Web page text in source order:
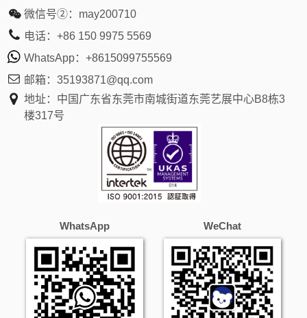
微信号②： may200710
电话： +86 150 9975 5569
WhatsApp： +8615099755569
邮箱： 35193871@qq.com
地址：中国广东省东莞市南城街道东莞艺展中心B8栋3
楼317号
WhatsApp WeChat